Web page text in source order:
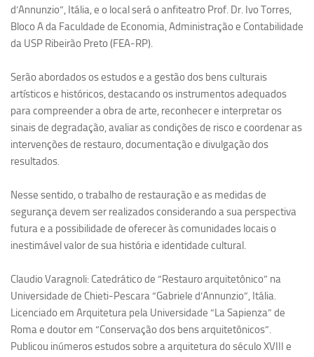
Grupos de pesquisa encerrados
Ano Sabático
Daniel Domingues dos Santos
Programas Ano Sabático Encerrados
Cíntia Rosa Pereira de Lima
Cristina Godoy Bernardo de Oliveira (FDRP)
Fernando de Lima Caneppele
Geciane Silveira Porto
Professor Sênior
Institucional
Polo Ribeirão Preto
d’Annunzio”, Itália, e o local será o anfiteatro Prof. Dr. Ivo Torres,
Bloco A da Faculdade de Economia, Administração e Contabilidade
da USP Ribeirão Preto (FEA-RP).
Serão abordados os estudos e a gestão dos bens culturais
artísticos e históricos, destacando os instrumentos adequados
para compreender a obra de arte, reconhecer e interpretar os
sinais de degradação, avaliar as condições de risco e coordenar as
intervenções de restauro, documentação e divulgação dos
resultados.
Nesse sentido, o trabalho de restauração e as medidas de
segurança devem ser realizados considerando a sua perspectiva
futura e a possibilidade de oferecer às comunidades locais o
inestimável valor de sua história e identidade cultural.
Claudio Varagnoli: Catedrático de “Restauro arquitetônico” na
Universidade de Chieti-Pescara “Gabriele d’Annunzio”, Itália.
Licenciado em Arquitetura pela Universidade “La Sapienza” de
Roma e doutor em “Conservação dos bens arquitetônicos”.
Publicou inúmeros estudos sobre a arquitetura do século XVIII e